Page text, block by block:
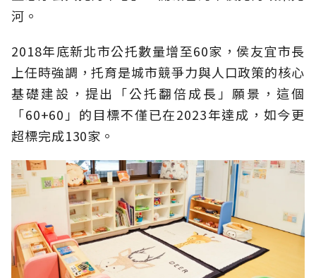
河。
2018年底新北市公托數量增至60家，侯友宜市長
上任時強調，托育是城市競爭力與人口政策的核心
基礎建設，提出「公托翻倍成長」願景，這個
「60+60」的目標不僅已在2023年達成，如今更
超標完成130家。